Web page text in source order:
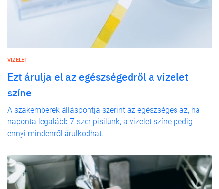
VIZELET
Ezt árulja el az egészségedről a vizelet
színe
A szakemberek álláspontja szerint az egészséges az, ha
naponta legalább 7-szer pisilünk, a vizelet színe pedig
ennyi mindenről árulkodhat.